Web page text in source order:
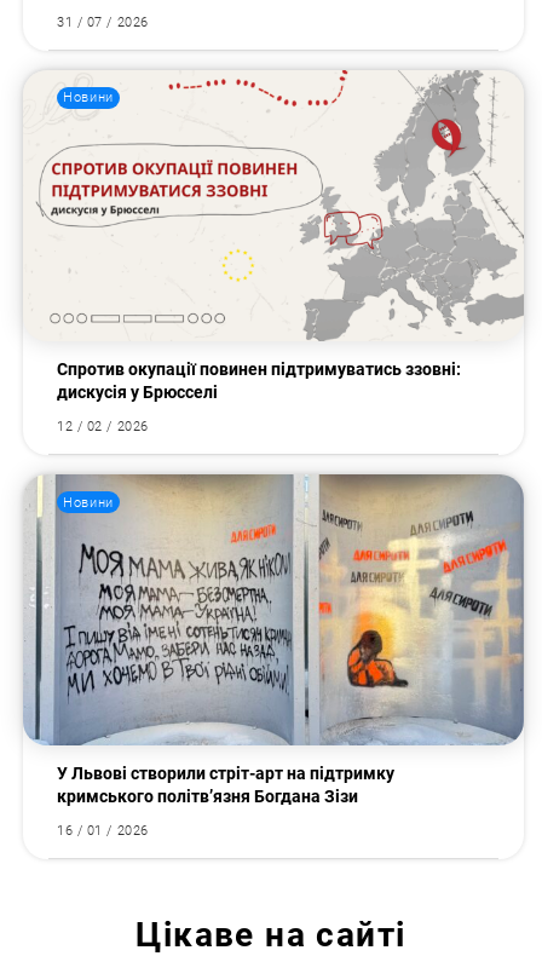
31 / 07 / 2026
Новини
Спротив окупації повинен підтримуватись ззовні:
дискусія у Брюсселі
12 / 02 / 2026
Новини
У Львові створили стріт-арт на підтримку
кримського політв’язня Богдана Зізи
16 / 01 / 2026
Цікаве на сайті